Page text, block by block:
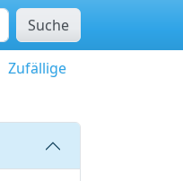
Suche
Zufällige